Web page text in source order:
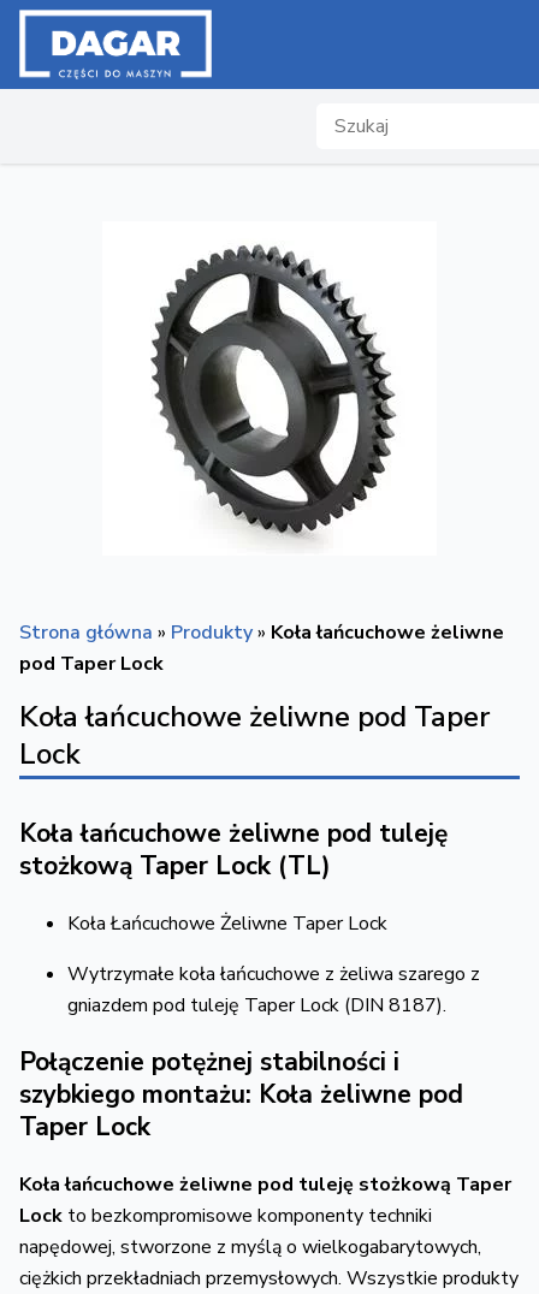
Search
Strona główna » Produkty» Koła łańcuchowe żeliwne
pod Taper Lock
Koła łańcuchowe żeliwne pod Taper
Lock
Koła łańcuchowe żeliwne pod tuleję
stożkową Taper Lock (TL)
Koła Łańcuchowe Żeliwne Taper Lock
Wytrzymałe koła łańcuchowe z żeliwa szarego z
gniazdem pod tuleję Taper Lock (DIN 8187).
Połączenie potężnej stabilności i
szybkiego montażu: Koła żeliwne pod
Taper Lock
Koła łańcuchowe żeliwne pod tuleję stożkową Taper
Lock to bezkompromisowe komponenty techniki
napędowej, stworzone z myślą o wielkogabarytowych,
ciężkich przekładniach przemysłowych. Wszystkie produkty